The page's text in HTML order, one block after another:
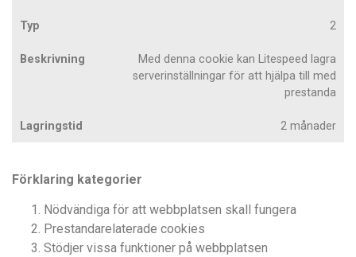
2
Med denna cookie kan Litespeed lagra
serverinställningar för att hjälpa till med
prestanda
2 månader
Förklaring kategorier
Nödvändiga för att webbplatsen skall fungera
Prestandarelaterade cookies
Stödjer vissa funktioner på webbplatsen